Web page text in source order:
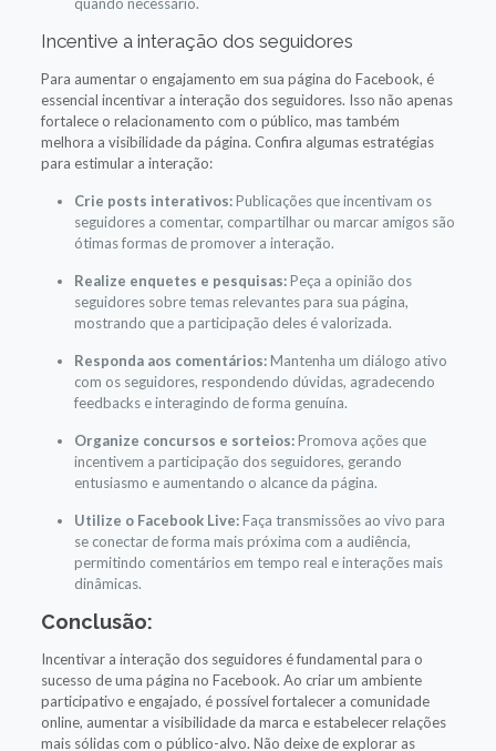
Incentive a interação dos seguidores
Para aumentar o engajamento em sua página do Facebook, é
essencial incentivar a interação dos seguidores. Isso não apenas
fortalece o relacionamento com o público, mas também
melhora a visibilidade da página. Confira algumas estratégias
para estimular a interação:
Crie posts interativos:Publicações que incentivam os
seguidores a comentar, compartilhar ou marcar amigos são
ótimas formas de promover a interação.
Realize enquetes e pesquisas:Peça a opinião dos
seguidores sobre temas relevantes para sua página,
mostrando que a participação deles é valorizada.
Responda aos comentários:Mantenha um diálogo ativo
com os seguidores, respondendo dúvidas, agradecendo
feedbacks e interagindo de forma genuína.
Organize concursos e sorteios:Promova ações que
incentivem a participação dos seguidores, gerando
entusiasmo e aumentando o alcance da página.
Utilize o Facebook Live:Faça transmissões ao vivo para
se conectar de forma mais próxima com a audiência,
permitindo comentários em tempo real e interações mais
dinâmicas.
Conclusão:
Incentivar a interação dos seguidores é fundamental para o
sucesso de uma página no Facebook. Ao criar um ambiente
participativo e engajado, é possível fortalecer a comunidade
online, aumentar a visibilidade da marca e estabelecer relações
mais sólidas com o público-alvo. Não deixe de explorar as